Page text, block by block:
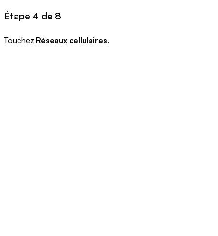
Étape 4 de 8
Touchez Réseaux cellulaires.